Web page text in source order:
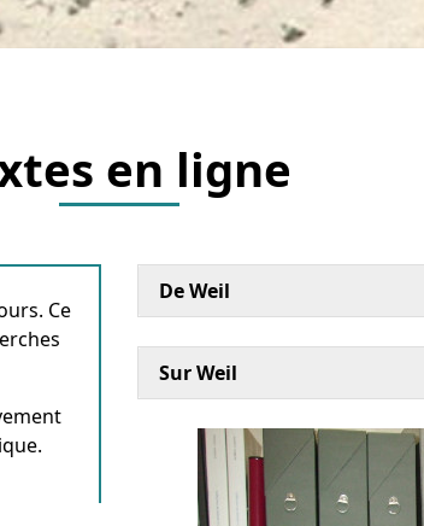
en ligne
Ce
De Weil
Sur Weil